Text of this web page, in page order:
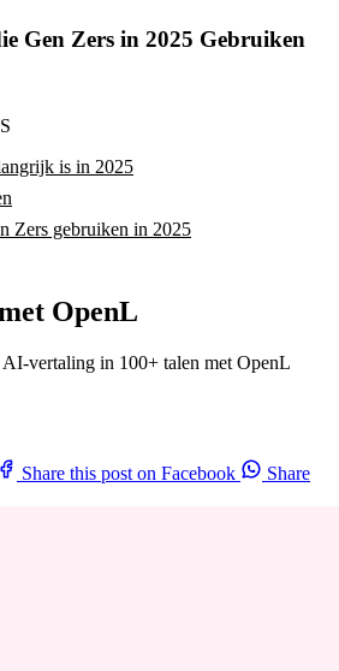
Gen Zers in 2025 Gebruiken
is in 2025
Zers gebruiken in 2025
OpenL
vertaling in 100+ talen met OpenL
Share this post on Facebook
Share